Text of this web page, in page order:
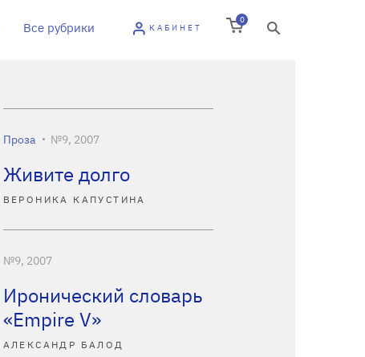
Все рубрики КАБИНЕТ
0
Проза №9, 2007
Живите долго
ВЕРОНИКА КАПУСТИНА
№9, 2007
Иронический словарь
«Empire V»
АЛЕКСАНДР БАЛОД